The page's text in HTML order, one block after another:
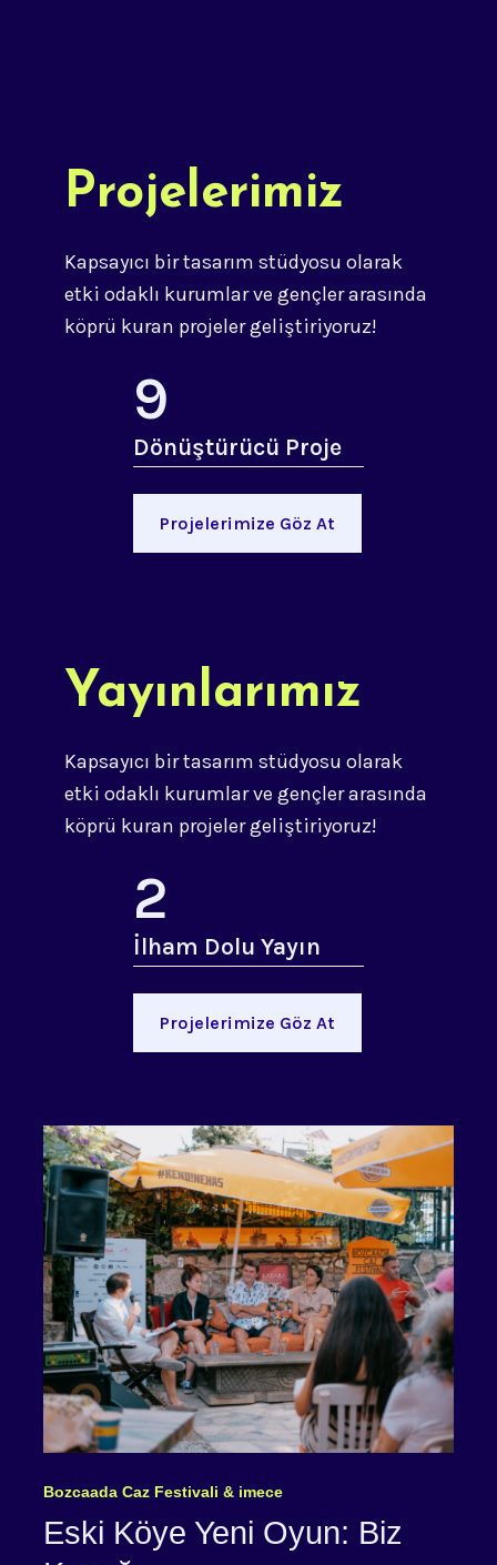
Projelerimiz
Kapsayıcı bir tasarım stüdyosu olarak
etki odaklı kurumlar ve gençler arasında
köprü kuran projeler geliştiriyoruz!
9
Dönüştürücü Proje
Projelerimize Göz At
Yayınlarımız
Kapsayıcı bir tasarım stüdyosu olarak
etki odaklı kurumlar ve gençler arasında
köprü kuran projeler geliştiriyoruz!
2
İlham Dolu Yayın
Projelerimize Göz At
Bozcaada Caz Festivali & imece
Eski Köye Yeni Oyun: Biz